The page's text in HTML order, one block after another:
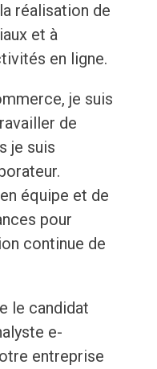
réalisation de
et à
en ligne.
je suis
de
je suis
équipe et de
pour
continue de
le candidat
e-
entreprise